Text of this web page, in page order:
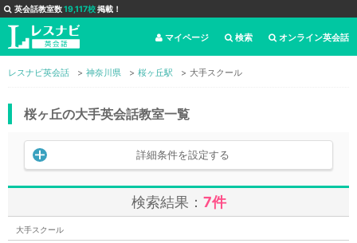
英会話教室数19,117校掲載！
オンライン英会話
検索
マイページ
レスナビ英会話 神奈川県 桜ヶ丘駅 大手スクール
桜ヶ丘の大手英会話教室一覧
詳細条件を設定する
検索結果： 7件
大手スクール